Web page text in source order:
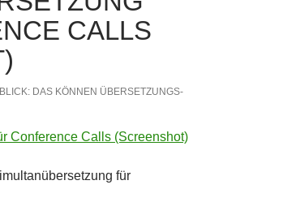
CALLS
DAS KÖNNEN ÜBERSETZUNGS-
für